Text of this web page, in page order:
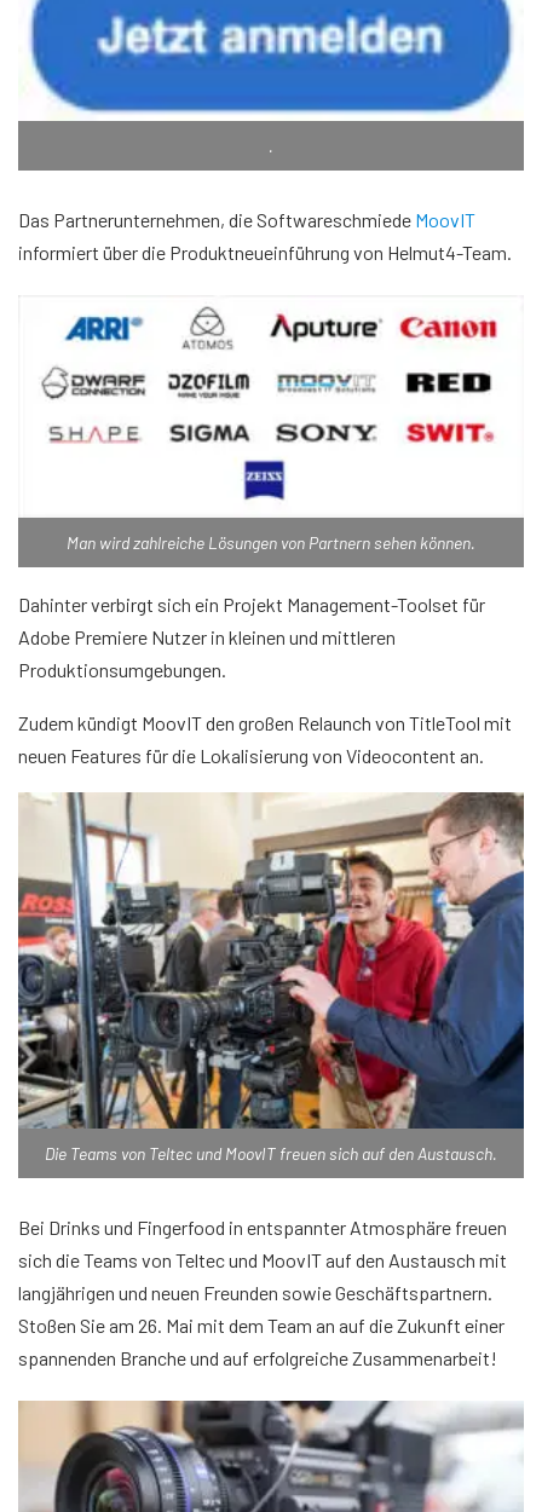
.
Das Partnerunternehmen, die Softwareschmiede MoovIT
informiert über die Produktneueinführung von Helmut4-Team.
Man wird zahlreiche Lösungen von Partnern sehen können.
Dahinter verbirgt sich ein Projekt Management-Toolset für
Adobe Premiere Nutzer in kleinen und mittleren
Produktionsumgebungen.
Zudem kündigt MoovIT den großen Relaunch von TitleTool mit
neuen Features für die Lokalisierung von Videocontent an.
Die Teams von Teltec und MoovIT freuen sich auf den Austausch.
Bei Drinks und Fingerfood in entspannter Atmosphäre freuen
sich die Teams von Teltec und MoovIT auf den Austausch mit
langjährigen und neuen Freunden sowie Geschäftspartnern.
Stoßen Sie am 26. Mai mit dem Team an auf die Zukunft einer
spannenden Branche und auf erfolgreiche Zusammenarbeit!